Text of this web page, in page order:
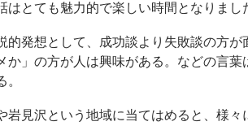
はとても魅力的で楽しい時間となりまし
的発想として、成功談より失敗談の方
か」の方が人は興味がある。などの言
。
岩見沢という地域に当てはめると、様々